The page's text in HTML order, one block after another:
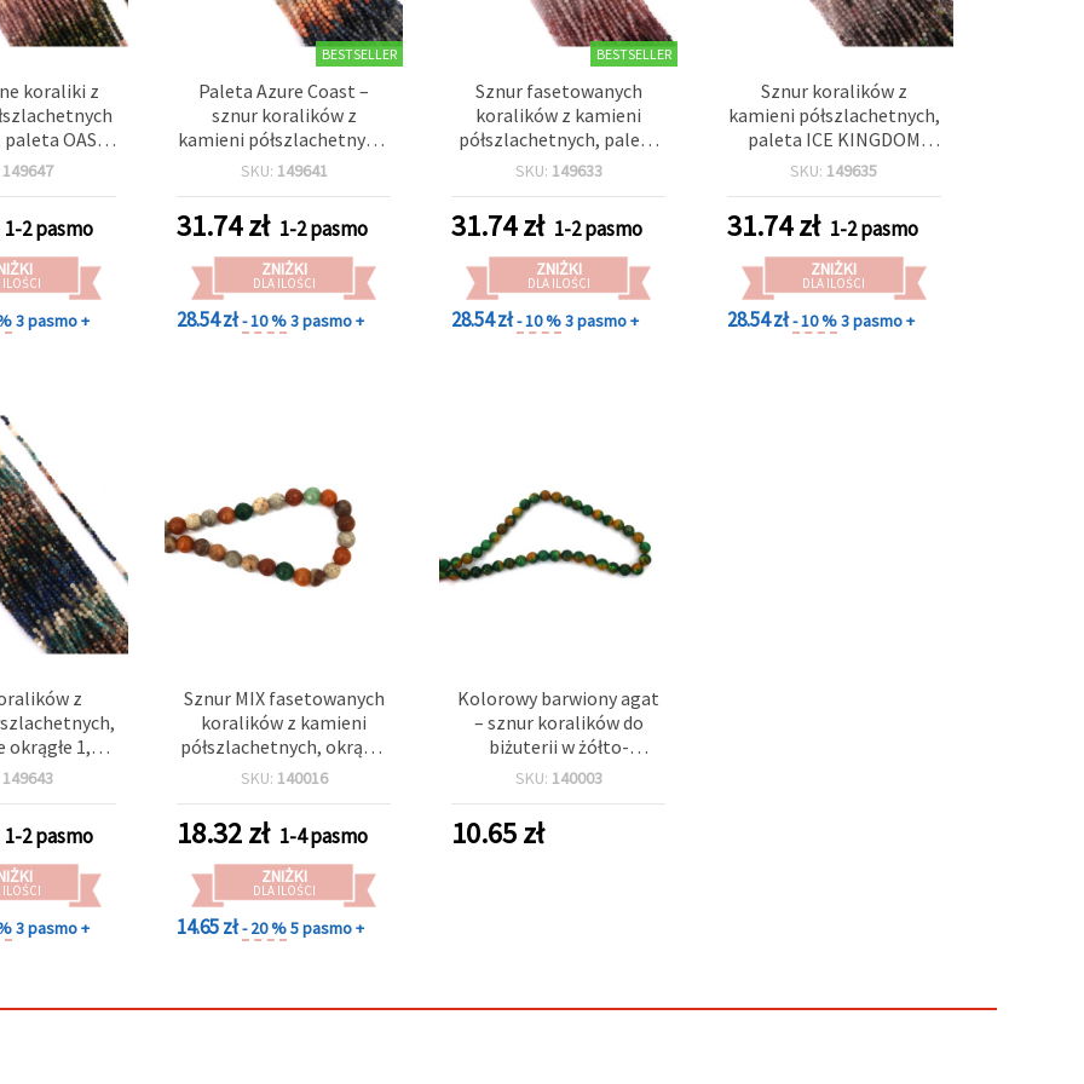
koraliki z
OASIS
okrągłe 2
149647
1-2 pasmo
ILOŚCI
3 pasmo +
BESTSELLER
Paleta Azure Coast –
sznur koralików z
kamieni półszlachetnych,
fasetowane okrągłe 2
kolorów, do tworzenia
biżuterii: bransoletki,
naszyjniki, kolczyki
SKU: 149641
31.74zł 1-2 pasmo
ZNIŻKI
DLA ILOŚCI
28.54 zł- 10 %3 pasmo +
BESTSELLER
Sznur fasetowanych
koralików z kamieni
półszlachetnych, paleta
LAVENDER FIELD (mix),
SKU: 149633
31.74zł 1-2 pasmo
ZNIŻKI
DLA ILOŚCI
28.54 zł- 10 %3 pasmo +
Sznur koralików z
kamieni półszlachetnych,
paleta ICE KINGDOM
(mix), fasetowane
165 szt.
SKU: 149635
31.74zł 1-2 pasmo
ZNIŻKI
DLA ILOŚCI
28.54 zł- 10 %3 pasmo +
z
1,9–
NOC W
149643
1-2 pasmo
ILOŚCI
3 pasmo +
Sznur MIX fasetowanych
koralików z kamieni
półszlachetnych, okrągłe
12 mm, ±32 szt.
SKU: 140016
18.32zł 1-4 pasmo
ZNIŻKI
DLA ILOŚCI
14.65 zł- 20 %5 pasmo +
Kolorowy barwiony agat
– sznur koralików do
biżuterii w żółto-
zielonych odcieniach,
SKU: 140003
10.65zł